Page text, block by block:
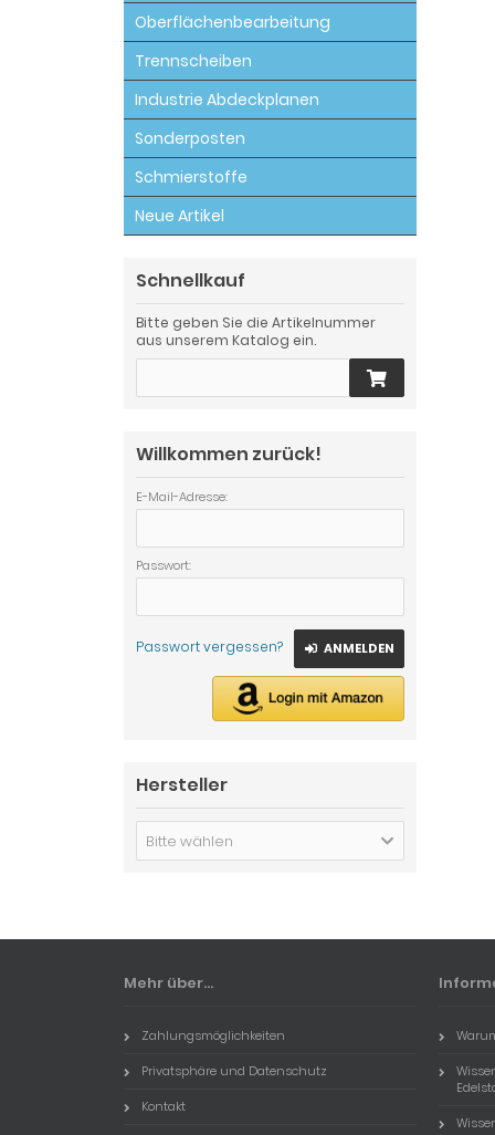
Oberflächenbearbeitung
Trennscheiben
Industrie Abdeckplanen
Sonderposten
Schmierstoffe
Neue Artikel
Schnellkauf
Bitte geben Sie die Artikelnummer
aus unserem Katalog ein.
Willkommen zurück!
E-Mail-Adresse:
Passwort:
Passwort vergessen? ANMELDEN
Hersteller
Bitte wählen
Mehr über...
Zahlungsmöglichkeiten
Privatsphäre und Datenschutz
Kontakt